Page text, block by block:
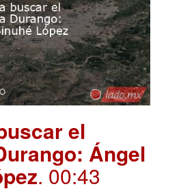
el
Ángel
. 00:43